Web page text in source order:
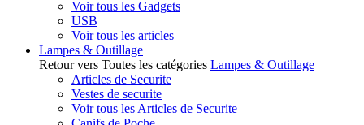
Voir tous les Gadgets
USB
Voir tous les articles
Lampes & Outillage
Retour vers Toutes les catégories Lampes & Outillage
Articles de Securite
Vestes de securite
Voir tous les Articles de Securite